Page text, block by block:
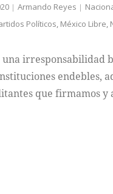
Armando Reyes
Políticos México Libre
una irresponsabilidad
endebles,
que firmamos y